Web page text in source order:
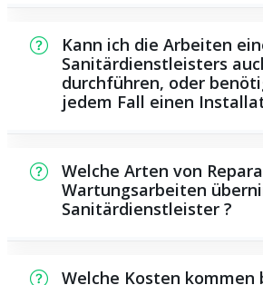
Zeitraum bei Ihnen vor Ort
unter anderem von der
diesem Zeitraum ab sowie
Verkehrslage und der
Kann ich die Arbeiten eines
Sanitärdienstleisters
durchführen, oder
jedem Fall einen
Wartungsarbeiten, die Sie
können, zum Beispiel die
Rohrreinigungsmitteln aus
Spezialwerkzeug oder
Welche Arten von
Wartungsarbeiten
Sanitärdienstleister ?
Vielzahl von
Welche Kosten kommen bei